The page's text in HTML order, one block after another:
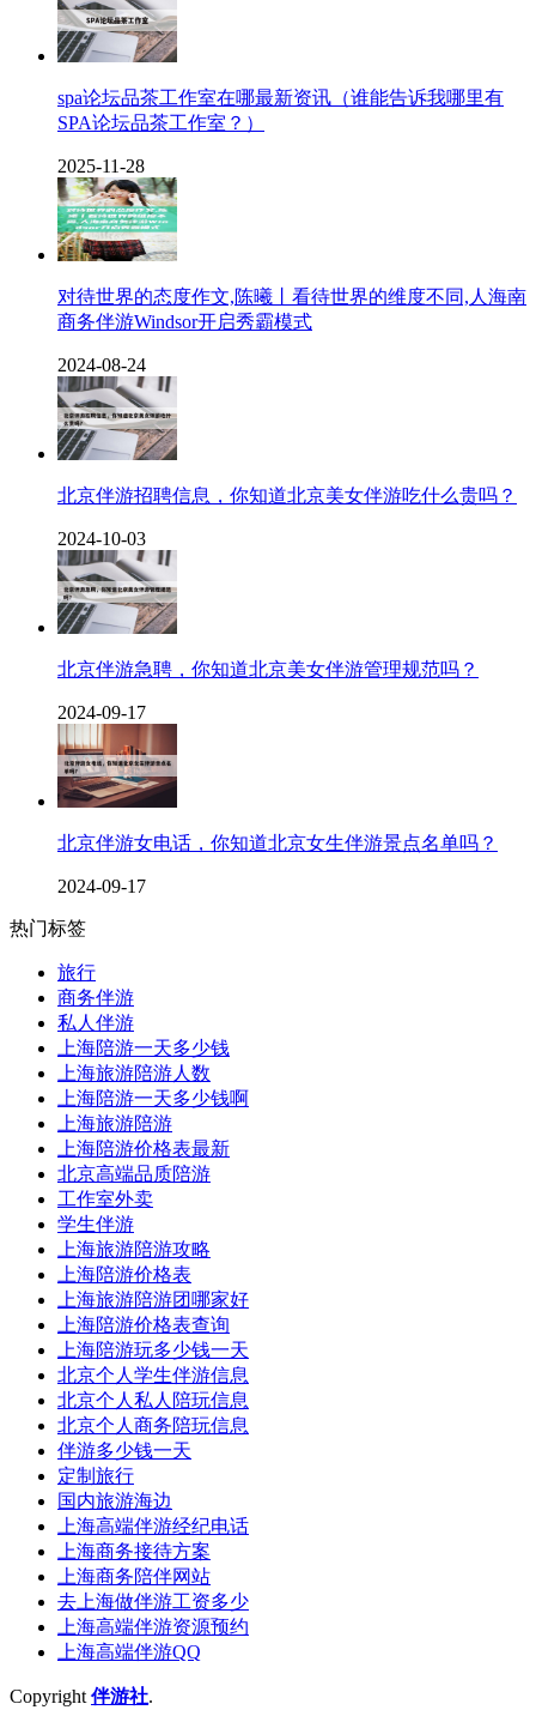
spa论坛品茶工作室在哪最新资讯（谁能告诉我哪里有
SPA论坛品茶工作室？）
2025-11-28
对待世界的态度作文,陈曦丨看待世界的维度不同,人海南
商务伴游Windsor开启秀霸模式
2024-08-24
北京伴游招聘信息，你知道北京美女伴游吃什么贵吗？
2024-10-03
北京伴游急聘，你知道北京美女伴游管理规范吗？
2024-09-17
北京伴游女电话，你知道北京女生伴游景点名单吗？
2024-09-17
热门标签
旅行
商务伴游
私人伴游
上海陪游一天多少钱
上海旅游陪游人数
上海陪游一天多少钱啊
上海旅游陪游
上海陪游价格表最新
北京高端品质陪游
工作室外卖
学生伴游
上海旅游陪游攻略
上海陪游价格表
上海旅游陪游团哪家好
上海陪游价格表查询
上海陪游玩多少钱一天
北京个人学生伴游信息
北京个人私人陪玩信息
北京个人商务陪玩信息
伴游多少钱一天
定制旅行
国内旅游海边
上海高端伴游经纪电话
上海商务接待方案
上海商务陪伴网站
去上海做伴游工资多少
上海高端伴游资源预约
上海高端伴游QQ
Copyright 伴游社.